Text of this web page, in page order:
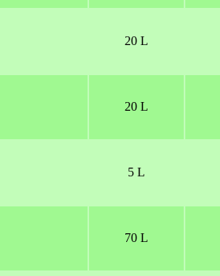
20 L
20 L
5 L
70 L